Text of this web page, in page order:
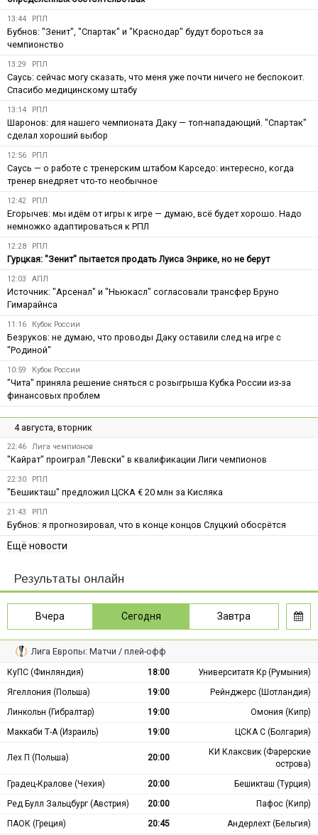
13:44 РПЛ
Бубнов: "Зенит", "Спартак" и "Краснодар" будут бороться за
чемпионство
13:29 РПЛ
Саусь: сейчас могу сказать, что меня уже почти ничего не беспокоит.
Спасибо медицинскому штабу
13:14 РПЛ
Шаронов: для нашего чемпионата Даку — топ-нападающий. "Спартак"
сделал хороший выбор
12:56 РПЛ
Саусь — о работе с тренерским штабом Карседо: интересно, когда
тренер внедряет что-то необычное
12:42 РПЛ
Егорычев: мы идём от игры к игре — думаю, всё будет хорошо. Надо
немножко адаптироваться к РПЛ
12:28 РПЛ
Гурцкая: "Зенит" пытается продать Луиса Энрике, но не берут
12:03 АПЛ
Источник: "Арсенал" и "Ньюкасл" согласовали трансфер Бруно
Гимарайнса
11:16 Кубок России
Безруков: не думаю, что проводы Даку оставили след на игре с
"Родиной"
10:59 Кубок России
"Чита" приняла решение сняться с розыгрыша Кубка России из-за
финансовых проблем
4 августа, вторник
22:46 Лига чемпионов
"Кайрат" проиграл "Левски" в квалификации Лиги чемпионов
22:30 РПЛ
"Бешикташ" предложил ЦСКА € 20 млн за Кисляка
21:43 РПЛ
Бубнов: я прогнозировал, что в конце концов Слуцкий обосрётся
Ещё новости
Результаты онлайн
Вчера Сегодня Завтра
Лига Европы: Матчи / плей-офф
КуПС (Финляндия) 18:00
Университатя Кр (Румыния)
Ягеллония (Польша)
19:00
Рейнджерс (Шотландия)
Линкольн (Гибралтар)
19:00
Омония (Кипр)
Маккаби Т-А (Израиль)
19:00 ЦСКА С (Болгария)
Лех П (Польша) 20:00
КИ Клаксвик (Фарерские
острова)
Градец-Кралове (Чехия)
20:00
Бешикташ (Турция)
Ред Булл Зальцбург (Австрия)
20:00
Пафос (Кипр)
ПАОК (Греция)
20:45
Андерлехт (Бельгия)